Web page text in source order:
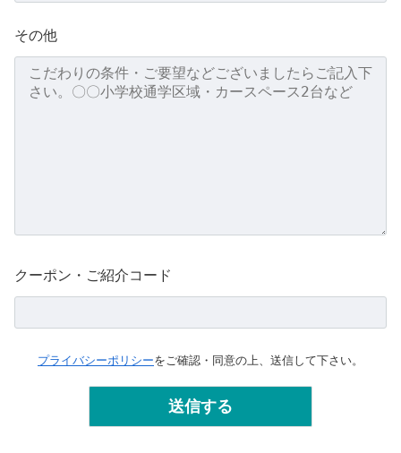
その他
クーポン・ご紹介コード
プライバシーポリシーをご確認・同意の上、送信して下さい。